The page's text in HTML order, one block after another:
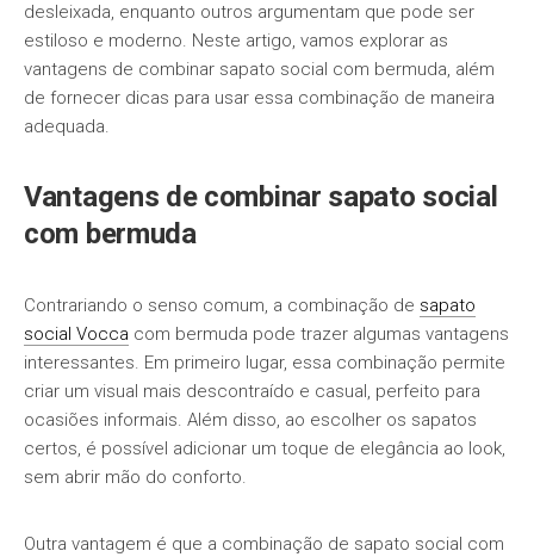
desleixada, enquanto outros argumentam que pode ser
estiloso e moderno. Neste artigo, vamos explorar as
vantagens de combinar sapato social com bermuda, além
de fornecer dicas para usar essa combinação de maneira
adequada.
Vantagens de combinar sapato social
com bermuda
Contrariando o senso comum, a combinação de sapato
social Vocca com bermuda pode trazer algumas vantagens
interessantes. Em primeiro lugar, essa combinação permite
criar um visual mais descontraído e casual, perfeito para
ocasiões informais. Além disso, ao escolher os sapatos
certos, é possível adicionar um toque de elegância ao look,
sem abrir mão do conforto.
Outra vantagem é que a combinação de sapato social com